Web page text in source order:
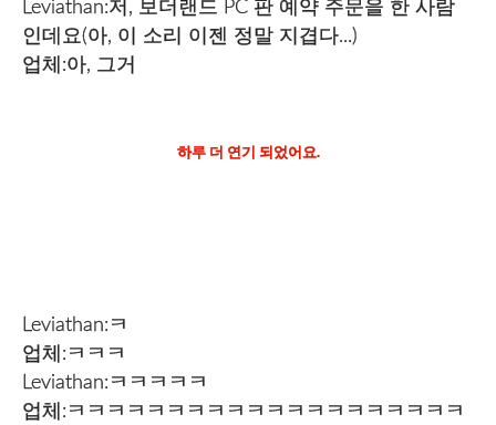
Leviathan:저, 보더랜드 PC 판 예약 주문을 한 사람
인데요(아, 이 소리 이젠 정말 지겹다...)
업체:아, 그거
하루 더 연기 되었어요.
Leviathan:ㅋ
업체:ㅋㅋㅋ
Leviathan:ㅋㅋㅋㅋㅋ
업체:ㅋㅋㅋㅋㅋㅋㅋㅋㅋㅋㅋㅋㅋㅋㅋㅋㅋㅋㅋㅋ